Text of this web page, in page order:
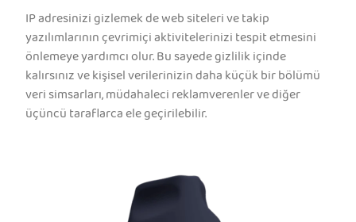
IP adresinizi gizlemek de web siteleri ve takip
yazılımlarının çevrimiçi aktivitelerinizi tespit etmesini
önlemeye yardımcı olur. Bu sayede gizlilik içinde
kalırsınız ve kişisel verilerinizin daha küçük bir bölümü
veri simsarları, müdahaleci reklamverenler ve diğer
üçüncü taraflarca ele geçirilebilir.